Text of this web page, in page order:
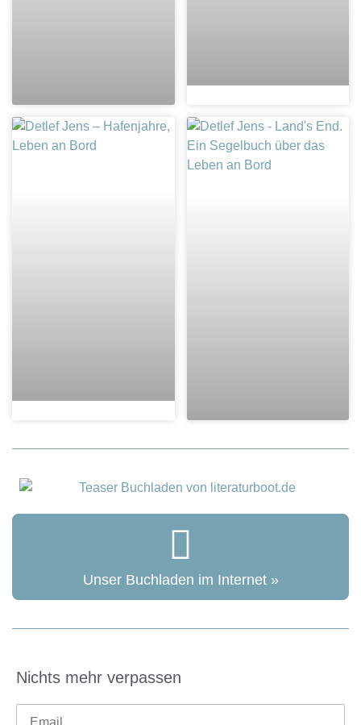
Unser Buchladen im Internet »
Nichts mehr verpassen